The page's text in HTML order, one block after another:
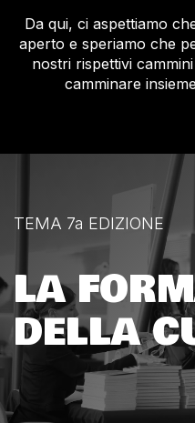
Da qui, ci aspettiamo
aperto e speriamo che
nostri rispettivi
camminare
TEMA 7a EDIZIONE
LA
DELLA